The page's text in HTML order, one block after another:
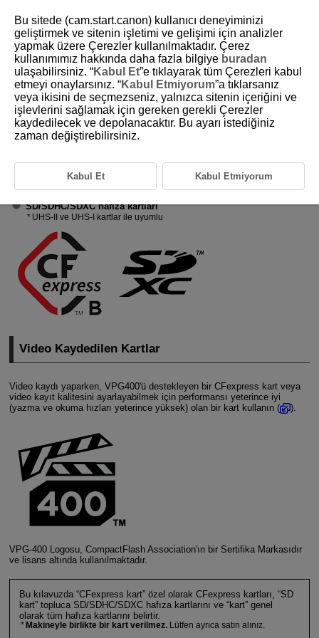
D388-010
Uyumlu Kartlar
Aşağıdaki kartları, bu fotoğraf makinesi ile kullanabilirsiniz.Kart yeniyse
veya öncesinde başka bir fotoğraf makinesi veya bilgisayarda
formatlanmışsa (başlatılmışsa) bu fotoğraf makinesinde formatlayın
CFexpress kartlar
SD/SDHC/SDXC hafıza kartları
UHS-II ve UHS-I kartlar ile uyumlu
Video Kaydedilen Kartlar
Video kaydı yaparken, VPG400'ü destekleyen bir CFexpress kart veya
video kayıt kalitesini ayarlayabilmek için performansı yeterince iyi
(yazma ve okuma hızları yeterince yüksek) olan bir kart kullanın (
).
VPG-400Logosu, CompactFlash Association'ın bir Sertifika Markasıdır
ve lisans altında kullanılmaktadır.
Bu kılavuzda “CFexpress kart” özel olarak CFexpress kartları, “SD
kart” topluca SD/SDHC/SDXC hafıza kartlarını ve “kart” genel
olarak tüm hafıza kartlarını belirtir.
Makineyle birlikte bir kart verilmez. Lütfen ayrıca satın alınız.
Bu sitede (cam.start.canon) kullanıcı deneyiminizi
geliştirmek ve sitenin işletimi ve gelişimi için analizler
yapmak üzere Çerezler kullanılmaktadır. Çerez
kullanımımız hakkında daha fazla bilgiye buradan
ulaşabilirsiniz. “Kabul Et”e tıklayarak tüm Çerezleri kabul
etmeyi onaylarsınız. “Kabul Etmiyorum”a tıklarsanız
veya ikisini de seçmezseniz, yalnızca sitenin içeriğini ve
işlevlerini sağlamak için gereken gerekli Çerezler
kaydedilecek ve depolanacaktır. Bu ayarı istediğiniz
zaman değiştirebilirsiniz.
Kabul Et Kabul Etmiyorum